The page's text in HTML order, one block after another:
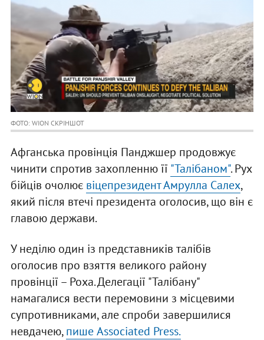
ФОТО: WION СКРІНШОТ
Афганська провінція Панджшер продовжує
чинити спротив захопленню її "Талібаном". Рух
бійців очолює віцепрезидент Амрулла Салех,
який після втечі президента оголосив, що він є
главою держави.
У неділю один із представників талібів
оголосив про взяття великого району
провінції – Роха. Делегації "Талібану"
намагалися вести перемовини з місцевими
супротивниками, але спроби завершилися
невдачею,пише Associated Press.